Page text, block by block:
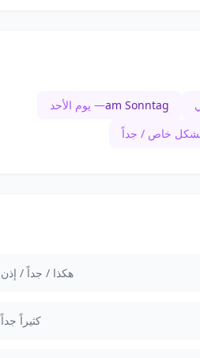
am Sonntag— يوم الأحد
خاص / جداً
هكذا / جداً / إذن
كثيراً جداً